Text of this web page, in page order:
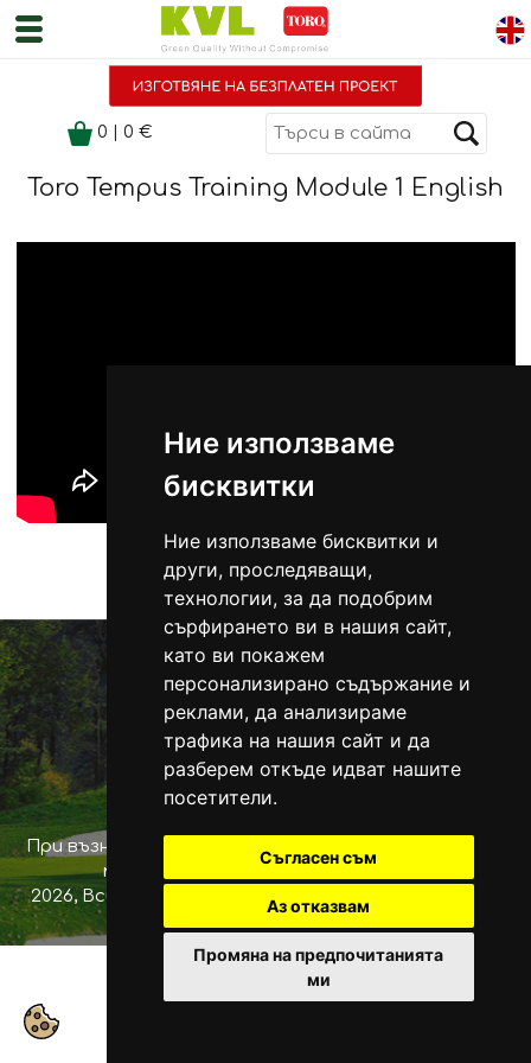
Ние използваме
бисквитки
Ние използваме бисквитки и
други, проследяващи,
технологии, за да подобрим
сърфирането ви в нашия сайт,
като ви покажем
персонализирано съдържание и
реклами, да анализираме
трафика на нашия сайт и да
разберем откъде идват нашите
посетители.
Съгласен съм
Аз отказвам
Промяна на предпочитанията
ми
0 0 €
Toro Tempus Training Module 1 English
Всички
Офис: гр. Русе 7000, ул. Рила № 17
Телeфон: 359 82 507 370
Мобилен:+359 888 544 486
office@napoyavane.bg
При възникване на спор, свързан с покупка онлайн,
можете да ползвате "сайта ОРС"
2026, Всички права запазени.
данни